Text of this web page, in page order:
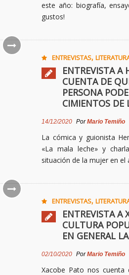
este año: biografía,
gustos!
ENTREVISTAS,
ENTREVISTA A
CUENTA DE
PERSONA
CIMIENTOS DE
14/12/2020 PorMario Temiño
La cómica y guionista
«La mala leche» y
situación de la mujer en el
ENTREVISTAS,
ENTREVISTA A
CULTURA
EN GENERAL
02/10/2020 PorMario Temiño
Xacobe Pato nos cuenta